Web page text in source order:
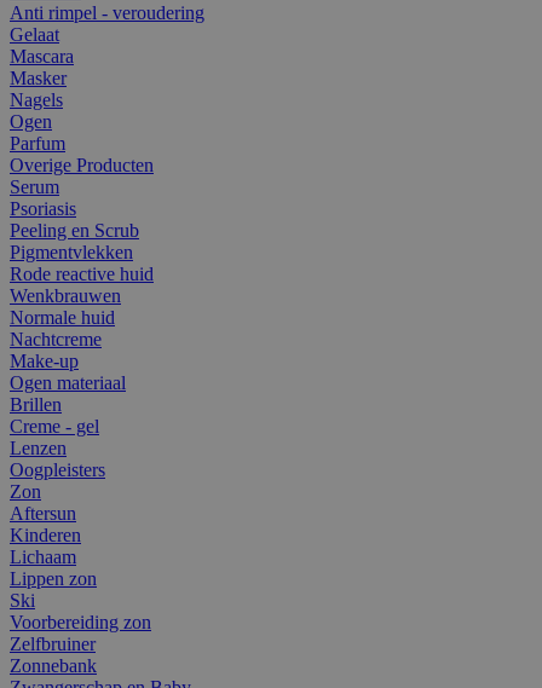
Anti rimpel - veroudering
Gelaat
Mascara
Masker
Nagels
Ogen
Parfum
Overige Producten
Serum
Psoriasis
Peeling en Scrub
Pigmentvlekken
Rode reactive huid
Wenkbrauwen
Normale huid
Nachtcreme
Make-up
Ogen materiaal
Brillen
Creme - gel
Lenzen
Oogpleisters
Zon
Aftersun
Kinderen
Lichaam
Lippen zon
Ski
Voorbereiding zon
Zelfbruiner
Zonnebank